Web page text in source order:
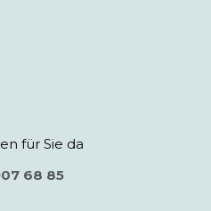
für Sie da
68 85